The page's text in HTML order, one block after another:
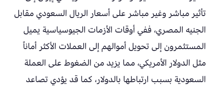
تأثير مباشر وغير مباشر على أسعار الريال السعودي مقابل
الجنيه المصري، ففي أوقات الأزمات الجيوسياسية يميل
المستثمرون إلى تحويل أموالهم إلى العملات الأكثر أماناً
مثل الدولار الأمريكي، مما يزيد من الضغوط على العملة
السعودية بسبب ارتباطها بالدولار، كما قد يؤدي تصاعد